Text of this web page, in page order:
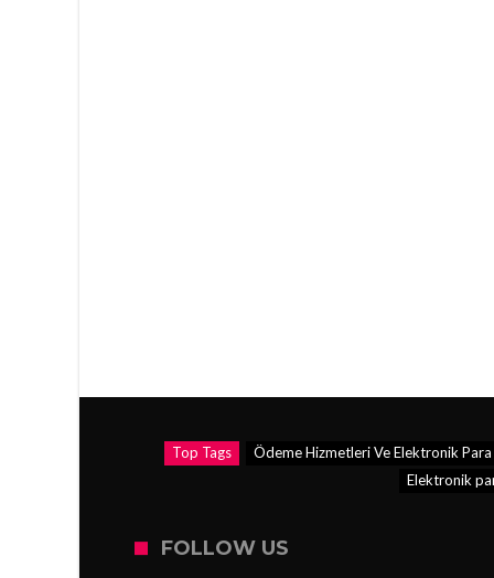
Top Tags
Ödeme Hizmetleri Ve Elektronik Para
Elektronik
FOLLOW US